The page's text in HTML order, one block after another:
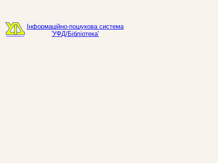
Інформаційно-пошукова система
'УФД/Бібліотека'